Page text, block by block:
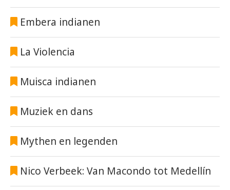
Embera indianen
La Violencia
Muisca indianen
Muziek en dans
Mythen en legenden
Nico Verbeek: Van Macondo tot Medellín